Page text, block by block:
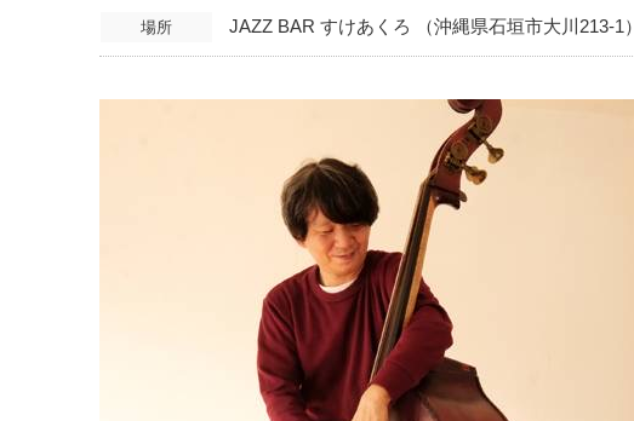
場所 JAZZ BAR すけあくろ （沖縄県石垣市大川213-1）